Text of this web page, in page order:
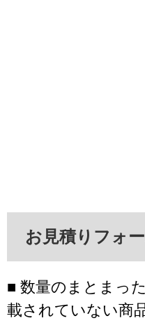
お見積りフォ
■ 数量のまとまっ
載されていない商